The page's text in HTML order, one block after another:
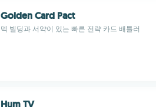
Golden Card Pact
덱 빌딩과 서약이 있는 빠른 전략 카드 배틀러
Hum TV